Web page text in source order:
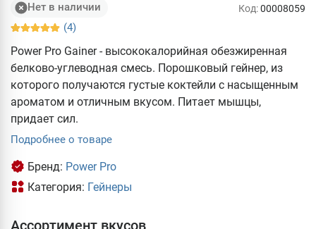
Нет в наличии
(4)
Код:00008059
Power Pro Gainer - высококалорийная обезжиренная
белково-углеводная смесь. Порошковый гейнер, из
которого получаются густые коктейли с насыщенным
ароматом и отличным вкусом. Питает мышцы,
придает сил.
Подробнее о товаре
Бренд: Power Pro
Категория: Гейнеры
Ассортимент вкусов